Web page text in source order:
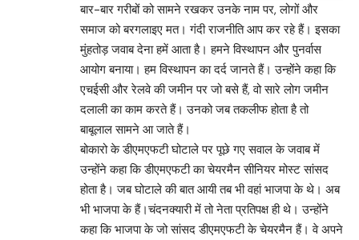
बार-बार गरीबों को सामने रखकर उनके नाम पर, लोगों और
समाज को बरगलाइए मत। गंदी राजनीति आप कर रहे हैं। इसका
मुंहतोड़ जवाब देना हमें आता है। हमने विस्थापन और पुनर्वास
आयोग बनाया। हम विस्थापन का दर्द जानते हैं। उन्होंने कहा कि
एचईसी और रेलवे की जमीन पर जो बसे हैं, वो सारे लोग जमीन
दलाली का काम करते हैं। उनको जब तकलीफ होता है तो
बाबूलाल सामने आ जाते हैं।
बोकारो के डीएमएफटी घोटाले पर पूछे गए सवाल के जवाब में
उन्होंने कहा कि डीएमएफटी का चेयरमैन सीनियर मोस्ट सांसद
होता है। जब घोटाले की बात आयी तब भी वहां भाजपा के थे। अब
भी भाजपा के हैं।चंदनक्यारी में तो नेता प्रतिपक्ष ही थे। उन्होंने
कहा कि भाजपा के जो सांसद डीएमएफटी के चेयरमैन हैं। वे अपने